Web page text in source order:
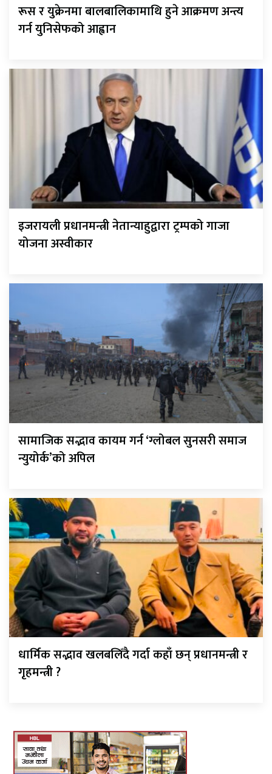
रूस र युक्रेनमा बालबालिकामाथि हुने आक्रमण अन्त्य
गर्न युनिसेफको आह्वान
इजरायली प्रधानमन्त्री नेतान्याहुद्वारा ट्रम्पको गाजा
योजना अस्वीकार
सामाजिक सद्भाव कायम गर्न ‘ग्लोबल सुनसरी समाज
न्युयोर्क’को अपिल
धार्मिक सद्भाव खलबलिँदै गर्दा कहाँ छन् प्रधानमन्त्री र
गृहमन्त्री ?